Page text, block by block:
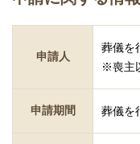
申請人
葬儀を
※喪主
申請期間 葬儀を